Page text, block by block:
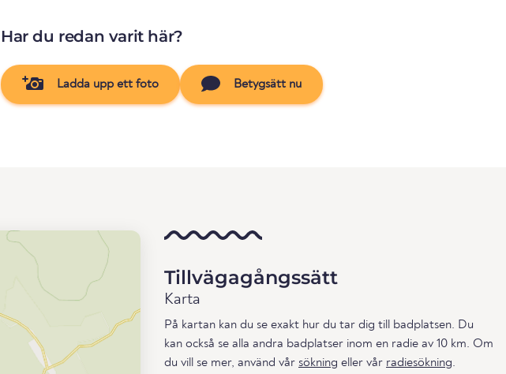
Har du redan varit här?
Ladda upp ett foto Betygsätt nu
Tillvägagångssätt
Karta
På kartan kan du se exakt hur du tar dig till badplatsen. Du
kan också se alla andra badplatser inom en radie av 10 km. Om
du vill se mer, använd vår sökning eller vår radiesökning.